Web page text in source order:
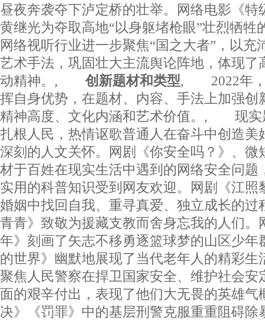
昼夜奔袭夺下泸定桥的壮举。网络电影《特
黄继光为夺取高地“以身躯堵枪眼”壮烈牺
网络视听行业进一步聚焦“国之大者”，以充
艺术手法，巩固壮大主流舆论阵地，体现了
动精神。, 创新题材和类型, 2022年，
挥自身优势，在题材、内容、手法上加强创
精神高度、文化内涵和艺术价值。, 现实
扎根人民，热情讴歌普通人在奋斗中创造美
深刻的人文关怀。网剧《你安全吗？》、微
材于百姓在现实生活中遇到的网络安全问题
实用的科普知识受到网友欢迎。网剧《江照
婚姻中找回自我、重寻真爱、独立成长的过
青青》致敬为援藏支教而舍身忘我的人们。
年》刻画了矢志不移勇逐篮球梦的山区少年
的世界》幽默地展现了当代老年人的精
聚焦人民警察在捍卫国家安全、维护社会安
面的艰辛付出，表现了他们大无畏的英雄气
决》《罚罪》中的基层刑警克服重重阻碍除